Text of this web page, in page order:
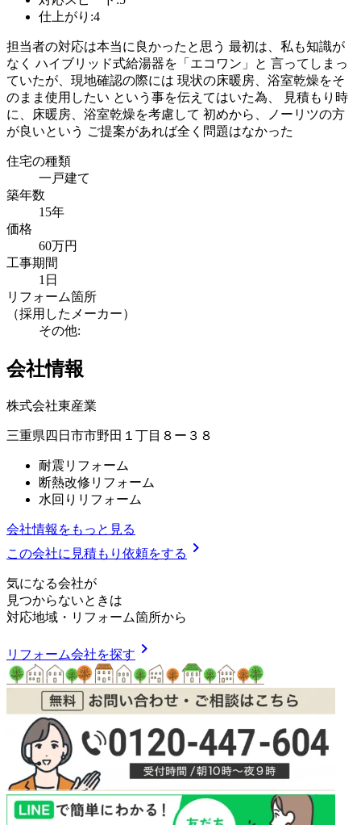
仕上がり:4
担当者の対応は本当に良かったと思う 最初は、私も知識が
なく ハイブリッド式給湯器を「エコワン」と 言ってしまっ
ていたが、現地確認の際には 現状の床暖房、浴室乾燥をそ
のまま使用したい という事を伝えてはいた為、 見積もり時
に、床暖房、浴室乾燥を考慮して 初めから、ノーリツの方
が良いという ご提案があれば全く問題はなかった
住宅の種類
一戸建て
築年数
15年
価格
60万円
工事期間
1日
リフォーム箇所
（採用したメーカー）
その他:
会社情報
株式会社東産業
三重県四日市市野田１丁目８ー３８
耐震リフォーム
断熱改修リフォーム
水回りリフォーム
会社情報をもっと見る
この会社に見積もり依頼をする chevron_right
気になる会社が
見つからないときは
対応地域 ・ リフォーム箇所から
リフォーム会社を探す chevron_right